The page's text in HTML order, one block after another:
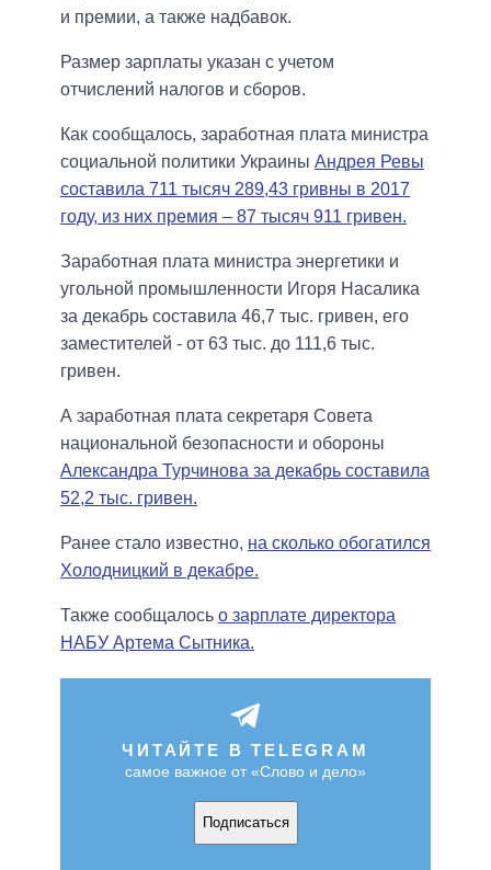
и премии, а также надбавок.
Размер зарплаты указан с учетом
отчислений налогов и сборов.
Как сообщалось, заработная плата министра
социальной политики Украины Андрея Ревы
составила 711 тысяч 289,43 гривны в 2017
году, из них премия – 87 тысяч 911 гривен.
Заработная плата министра энергетики и
угольной промышленности Игоря Насалика
за декабрь составила 46,7 тыс. гривен, его
заместителей - от 63 тыс. до 111,6 тыс.
гривен.
А заработная плата секретаря Совета
национальной безопасности и обороны
Александра Турчинова за декабрь составила
52,2 тыс. гривен.
Ранее стало известно, на сколько обогатился
Холодницкий в декабре.
Также сообщалось о зарплате директора
НАБУ Артема Сытника.
ЧИТАЙТЕ В TELEGRAM
самое важное от «Слово и дело»
Подписаться